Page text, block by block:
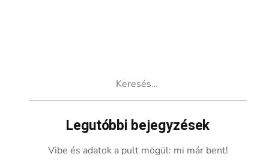
Legutóbbi bejegyzések
Vibe és adatok a pult mögül: mi már bent!